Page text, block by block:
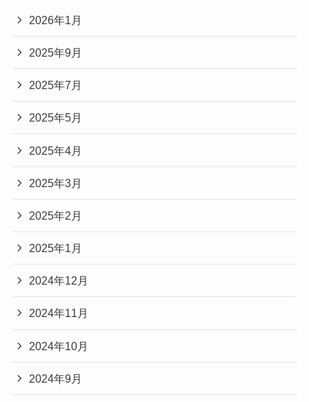
2026年1月
2025年9月
2025年7月
2025年5月
2025年4月
2025年3月
2025年2月
2025年1月
2024年12月
2024年11月
2024年10月
2024年9月